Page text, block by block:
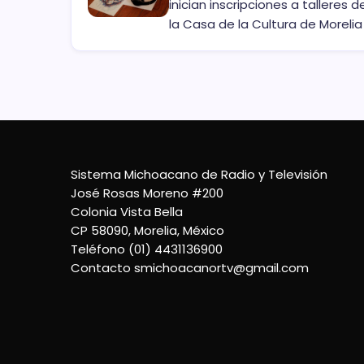
inician inscripciones a talleres
la Casa de la Cultura de Morelia
Sistema Michoacano de Radio y Televisión
José Rosas Moreno #200
Colonia Vista Bella
CP 58090, Morelia, México
Teléfono (01) 4431136900
Contacto smichoacanortv@gmail.com